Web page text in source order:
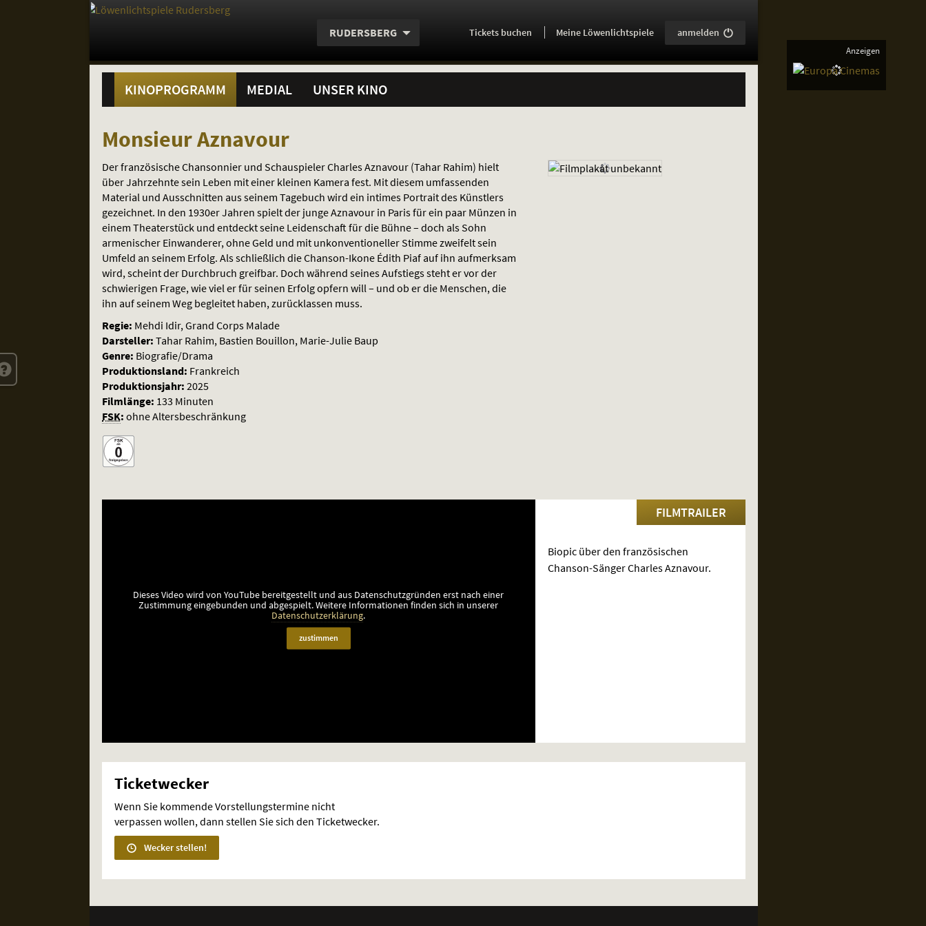
Springe
direkt
zum
Inhalt
,zum
Menü
.
Navigation
Gehe
Standortauswahl
Aktueller
RUDERSBERG. Servicefunktionen
Aktuelles
Hier
online
Tickets buchen . Meine Löwenlichtspiele anmelden
KINOPROGRAMM MEDIAL UNSER KINO
Monsieur
Aznavour
Monsieur Aznavour
Der französische Chansonnier und Schauspieler Charles Aznavour (Tahar Rahim) hielt
über Jahrzehnte sein Leben mit einer kleinen Kamera fest. Mit diesem umfassenden
Material und Ausschnitten aus seinem Tagebuch wird ein intimes Portrait des Künstlers
gezeichnet. In den 1930er Jahren spielt der junge Aznavour in Paris für ein paar Münzen in
einem Theaterstück und entdeckt seine Leidenschaft für die Bühne – doch als Sohn
armenischer Einwanderer, ohne Geld und mit unkonventioneller Stimme zweifelt sein
Umfeld an seinem Erfolg. Als schließlich die Chanson-Ikone Édith Piaf auf ihn aufmerksam
wird, scheint der Durchbruch greifbar. Doch während seines Aufstiegs steht er vor der
schwierigen Frage, wie viel er für seinen Erfolg opfern will – und ob er die Menschen, die
ihn auf seinem Weg begleitet haben, zurücklassen muss.
Regie: Mehdi Idir, Grand Corps Malade
Darsteller: Tahar Rahim, Bastien Bouillon, Marie-Julie Baup
Genre: Biografie/Drama
Produktionsland: Frankreich
Produktionsjahr: 2025
Filmlänge: 133 Minuten
FSK: ohne Altersbeschränkung
FILMTRAILER
Dieses Video wird von YouTube bereitgestellt und aus Datenschutzgründen erst nach einer
Zustimmung eingebunden und abgespielt.Weitere Informationen finden sich in unserer
Datenschutzerklärung.
zustimmen
Biopic über den französischen
Chanson-Sänger Charles Aznavour.
Ticketwecker
Wenn Sie kommende Vorstellungstermine nicht
verpassen wollen, dann stellen Sie sich den Ticketwecker.
Wecker stellen!
Anzeigen